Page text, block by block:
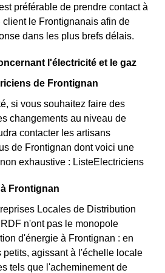
préférable de prendre contact à
client le Frontignanais afin de
dans les plus brefs délais.
l'électricité et le gaz
de Frontignan
si vous souhaitez faire des
changements au niveau de
contacter les artisans
de Frontignan dont voici une
exhaustive : ListeElectriciens
Frontignan
Locales de Distribution
n'ont pas le monopole
d'énergie à Frontignan : en
petits, agissant à l'échelle locale
tels que l'acheminement de